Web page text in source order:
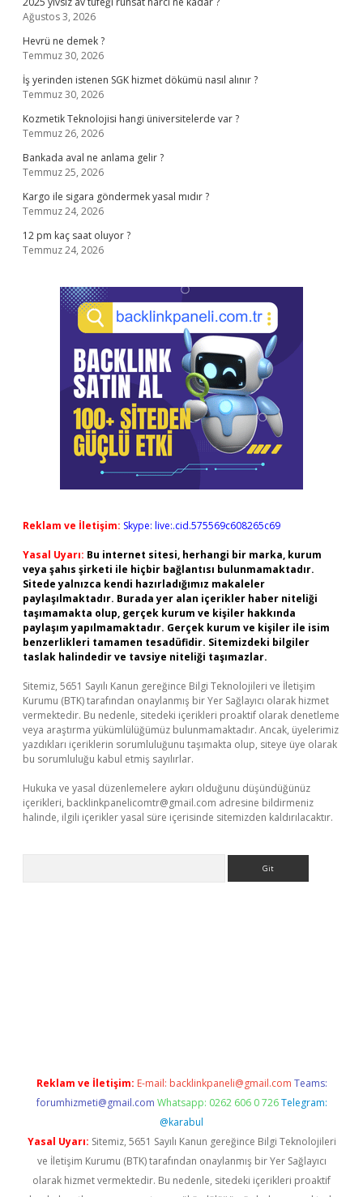
Ağustos 3, 2026
Hevrü ne demek ?
Temmuz 30, 2026
İş yerinden istenen SGK hizmet dökümü nasıl alınır ?
Temmuz 30, 2026
Kozmetik Teknolojisi hangi üniversitelerde var ?
Temmuz 26, 2026
Bankada aval ne anlama gelir ?
Temmuz 25, 2026
Kargo ile sigara göndermek yasal mıdır ?
Temmuz 24, 2026
12 pm kaç saat oluyor ?
Temmuz 24, 2026
Reklam ve İletişim: Skype: live:.cid.575569c608265c69
Yasal Uyarı: Bu internet sitesi, herhangi bir marka, kurum
veya şahıs şirketi ile hiçbir bağlantısı bulunmamaktadır.
Sitede yalnızca kendi hazırladığımız makaleler
paylaşılmaktadır. Burada yer alan içerikler haber niteliği
taşımamakta olup, gerçek kurum ve kişiler hakkında
paylaşım yapılmamaktadır. Gerçek kurum ve kişiler ile isim
benzerlikleri tamamen tesadüfidir. Sitemizdeki bilgiler
taslak halindedir ve tavsiye niteliği taşımazlar.
Sitemiz, 5651 Sayılı Kanun gereğince Bilgi Teknolojileri ve İletişim
Kurumu (BTK) tarafından onaylanmış bir Yer Sağlayıcı olarak hizmet
vermektedir. Bu nedenle, sitedeki içerikleri proaktif olarak denetleme
veya araştırma yükümlülüğümüz bulunmamaktadır. Ancak, üyelerimiz
yazdıkları içeriklerin sorumluluğunu taşımakta olup, siteye üye olarak
bu sorumluluğu kabul etmiş sayılırlar.
Hukuka ve yasal düzenlemelere aykırı olduğunu düşündüğünüz
içerikleri, backlinkpanelicomtr@gmail.com adresine bildirmeniz
halinde, ilgili içerikler yasal süre içerisinde sitemizden kaldırılacaktır.
Reklam ve İletişim: E-mail: backlinkpaneli@gmail.com Teams:
forumhizmeti@gmail.com Whatsapp: 0262 606 0 726 Telegram:
@karabul
Yasal Uyarı: Sitemiz, 5651 Sayılı Kanun gereğince Bilgi Teknolojileri
ve İletişim Kurumu (BTK) tarafından onaylanmış bir Yer Sağlayıcı
olarak hizmet vermektedir. Bu nedenle, sitedeki içerikleri proaktif